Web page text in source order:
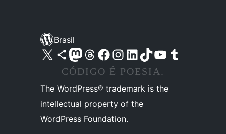
Brasil
Acessar nossa conta do X (antigo Twitter)
Acessar nossa conta do Bluesky
Acessar nossa conta do Mastodon
Acessar nossa conta do Threads
Acessar nossa página do Facebook
Acessar nossa conta do Instagram
Acessar nossa conta do LinkedIn
Acessar nossa conta do TikTok
Acessar nosso canal do YouTube
Acessar nossa conta no Tumblr
CÓDIGO É POESIA.
The WordPress® trademark is the
intellectual property of the
WordPress Foundation.